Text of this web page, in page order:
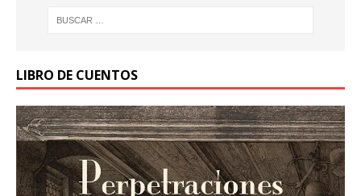
LIBRO DE CUENTOS